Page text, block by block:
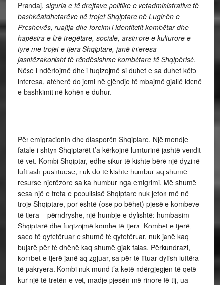
Prandaj, siguria e të drejtave politike e vetadministrative të
bashkëatdhetarëve në trojet Shqiptare në Luginën e
Preshevës, ruajtja dhe forcimi i identitetit kombëtar dhe
hapësira e lirë tregëtare, sociale, arsimore e kulturore e
tyre me trojet e tjera Shqiptare, janë interesa
jashtëzakonisht të rëndësishme kombëtare të Shqipërisë.
Nëse i ndërtojmë dhe i fuqizojmë si duhet e sa duhet këto
interesa, atëherë do jemi në gjëndje të mbajmë gjallë idenë
e bashkimit në kohën e duhur.
Për emigracionin dhe diasporën Shqiptare. Një mendje
fatale i shtyn Shqiptarët t’a kërkojnë lumturinë jashtë vendit
të vet. Kombi Shqiptar, edhe sikur të kishte bërë një dyzinë
luftrash pushtuese, nuk do të kishte humbur aq shumë
resurse njerëzore sa ka humbur nga emigrimi. Më shumë
sesa një e treta e popullsisë Shqiptare nuk jeton më në
troje Shqiptare, por është (ose po bëhet) pjesë e kombeve
të tjera – përndryshe, një humbje e dyfishtë: humbasim
Shqiptarë dhe fuqizojmë kombe të tjera. Kombet e tjerë,
sado të qytetëruar e shumë të qytetëruar, nuk janë kaq
bujarë për të dhënë kaq shumë gjak falas. Përkundrazi,
kombet e tjerë janë aq zgjuar, sa për të fituar dyfish luftëra
të pakryera. Kombi nuk mund t’a ketë ndërgjegjen të qetë
kur një të tretën e vet, madje pjesën më rinore të tij, ua